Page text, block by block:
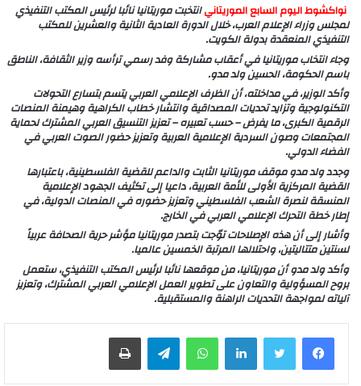
نواكشوط اليوم السابع الموريتانيانتخبت موريتانيا نائبا لرئيس المكتب التنفيذي
لمجلس وزراء الإعلام العرب، خلال الدورة العادية الثانية والعشرين للمكتب
التنفيذي المنعقدة بدولة الكويت.
وجاء انتخاب موريتانيا في أعقاب مشاركة وفد رسمي ترأسه وزير الثقافة، الناطق
باسم الحكومة، الحسين ولد مدو.
وأكد الوزير، في مداخلته، أن الظرف الإعلامي العربي يتسم بتسارع التحولات
التكنولوجية وتزايد تحديات المصداقية وانتشار خطاب الكراهية وهيمنة المنصات
الرقمية الكبرى، ما يفرض – حسب تعبيره – تعزيز التنسيق العربي المشترك لحماية
المجتمعات وصون السردية الإعلامية العربية وتعزيز حضور الصوت العربي في
الفضاء الدولي.
وجدد ولد مدو موقف موريتانيا الثابت والداعم للقضية الفلسطينية، باعتبارها
القضية المركزية الأولى للأمة العربية، داعيا إلى تكثيف الجهود الإعلامية
المنسقة لنصرة الشعب الفلسطيني وتعزيز حضوره في المنصات الدولية، في
إطار خطة التحرك الإعلامي العربي في الخارج.
وأشار إلى أن هذه الإصلاحات توّجت بتصدر موريتانيا مؤشر حرية الصحافة عربياً
لسنتين متتاليتين، واحتلالها المرتبة الخمسين عالميا.
وأكد ولد مدو أن موريتانيا، من موقعها نائبا لرئيس المكتب التنفيذي، ستعمل
بروح المسؤولية والتعاون على تطوير العمل الإعلامي العربي المشترك، وتعزيز
آلياته لمواجهة التحديات الراهنة والمستقبلية.
لينكدإن واتساب